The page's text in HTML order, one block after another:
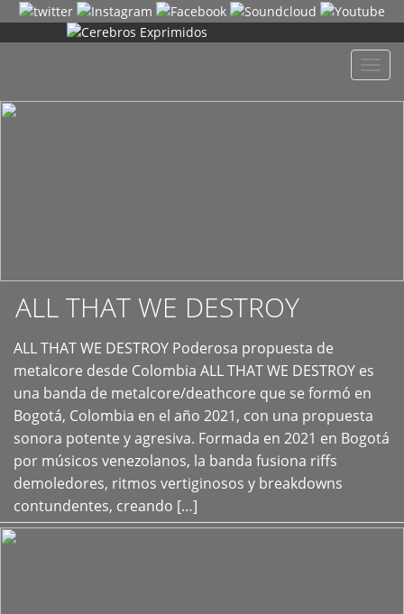
ALL THAT WE DESTROY
ALL THAT WE DESTROY Poderosa propuesta de
metalcore desde Colombia ALL THAT WE DESTROY es
una banda de metalcore/deathcore que se formó en
Bogotá, Colombia en el año 2021, con una propuesta
sonora potente y agresiva. Formada en 2021 en Bogotá
por músicos venezolanos, la banda fusiona riffs
demoledores, ritmos vertiginosos y breakdowns
contundentes, creando […]
+